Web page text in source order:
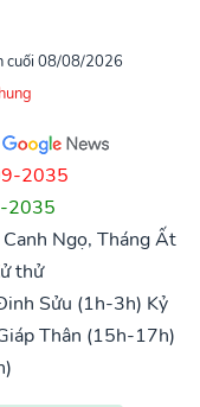
cuối 08/08/2026
2035
2035
Ngọ, Tháng Ất
thử
Sửu (1h-3h) Kỷ
Thân (15h-17h)